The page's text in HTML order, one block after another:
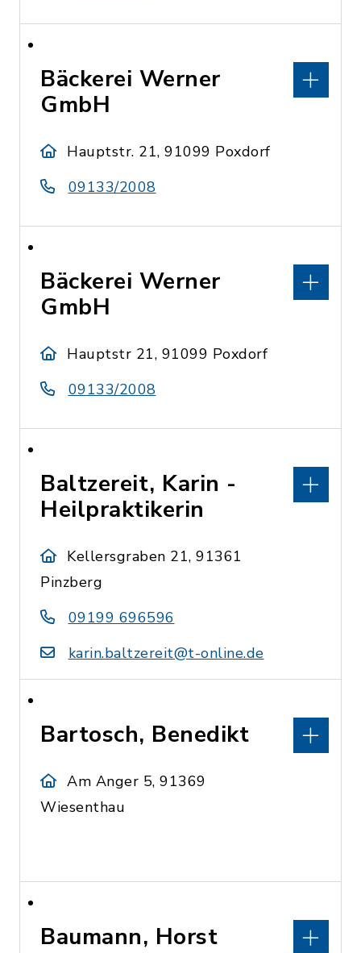
Bäckerei Werner
GmbH
Hauptstr. 21, 91099 Poxdorf
09133/2008
Bäckerei Werner
GmbH
Hauptstr 21, 91099 Poxdorf
09133/2008
Baltzereit, Karin -
Heilpraktikerin
Kellersgraben 21, 91361
Pinzberg
09199 696596
karin.baltzereit@t-online.de
Bartosch, Benedikt
Am Anger 5, 91369
Wiesenthau
Baumann, Horst